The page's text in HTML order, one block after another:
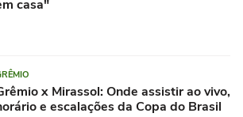
casa"
x Mirassol: Onde assistir ao vivo,
e escalações da Copa do Brasil